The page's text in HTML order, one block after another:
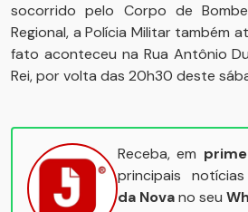
socorrido pelo Corpo de
Regional, a Polícia Militar também
fato aconteceu na Rua Antônio
Rei, por volta das 20h30 deste
Receba, em
principais
da Novano seu